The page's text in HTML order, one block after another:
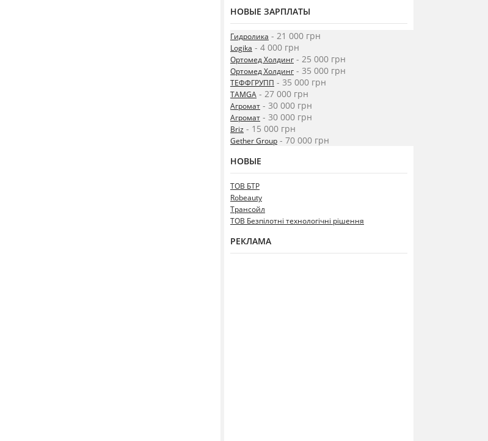
НОВЫЕ ЗАРПЛАТЫ
Гидролика - 21 000 грн
Logika - 4 000 грн
Ортомед Холдинг - 25 000 грн
Ортомед Холдинг - 35 000 грн
ТЕФФГРУПП - 35 000 грн
TAMGA - 27 000 грн
Агромат - 30 000 грн
Агромат - 30 000 грн
Briz - 15 000 грн
Gether Group - 70 000 грн
НОВЫЕ
ТОВ БТР
Robeauty
Трансойл
ТОВ Безпілотні технологічні рішення
РЕКЛАМА